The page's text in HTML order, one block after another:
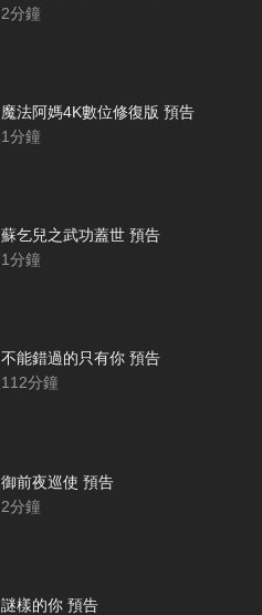
2分鐘
魔法阿媽4K數位修復版 預告
1分鐘
蘇乞兒之武功蓋世 預告
1分鐘
不能錯過的只有你 預告
112分鐘
御前夜巡使 預告
2分鐘
謎樣的你 預告